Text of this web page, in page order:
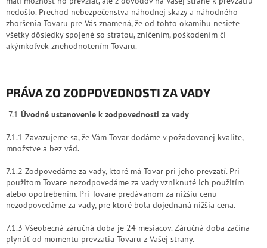
nedošlo. Prechod nebezpečenstva náhodnej skazy a náhodného
zhoršenia Tovaru pre Vás znamená, že od tohto okamihu nesiete
všetky dôsledky spojené so stratou, zničením, poškodením či
akýmkoľvek znehodnotením Tovaru.
PRÁVA ZO ZODPOVEDNOSTI ZA VADY
7.1 Úvodné ustanovenie k zodpovednosti za vady
7.1.1 Zaväzujeme sa, že Vám Tovar dodáme v požadovanej kvalite,
množstve a bez vád.
7.1.2 Zodpovedáme za vady, ktoré má Tovar pri jeho prevzatí. Pri
použitom Tovare nezodpovedáme za vady vzniknuté ich použitím
alebo opotrebením. Pri Tovare predávanom za nižšiu cenu
nezodpovedáme za vady, pre ktoré bola dojednaná nižšia cena.
7.1.3 Všeobecná záručná doba je 24 mesiacov. Záručná doba začína
plynúť od momentu prevzatia Tovaru z Vašej strany.